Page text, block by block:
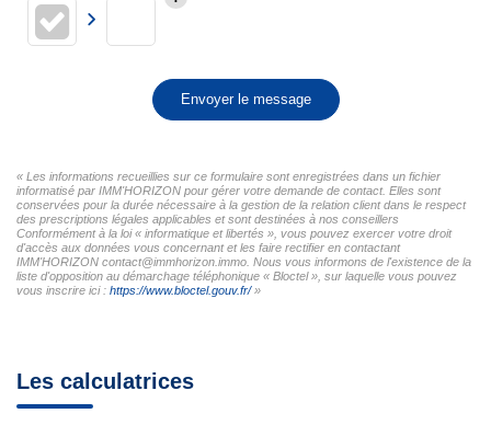
Envoyer le message
« Les informations recueillies sur ce formulaire sont enregistrées dans un fichier
informatisé par IMM'HORIZON pour gérer votre demande de contact. Elles sont
conservées pour la durée nécessaire à la gestion de la relation client dans le respect
des prescriptions légales applicables et sont destinées à nos conseillers
Conformément à la loi « informatique et libertés », vous pouvez exercer votre droit
d'accès aux données vous concernant et les faire rectifier en contactant
IMM'HORIZON contact@immhorizon.immo. Nous vous informons de l'existence de la
liste d'opposition au démarchage téléphonique « Bloctel », sur laquelle vous pouvez
vous inscrire ici : https://www.bloctel.gouv.fr/»
Les calculatrices